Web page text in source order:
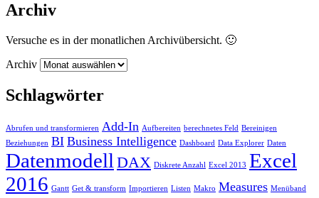
Archiv
Versuche es in der monatlichen Archivübersicht. 🙂
Archiv
Schlagwörter
Abrufen und transformieren Add-In Aufbereiten berechnetes Feld Bereinigen
Beziehungen BI Business Intelligence Dashboard Data Explorer Daten
Datenmodell DAX Diskrete Anzahl Excel 2013 Excel
2016 Gantt Get & transform Importieren Listen Makro Measures Menüband